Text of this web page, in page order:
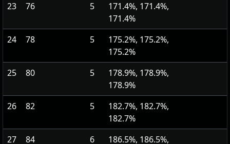
23
76 5
171.4%, 171.4%,
171.4%
24
78 5
175.2%, 175.2%,
175.2%
25
80 5
178.9%, 178.9%,
178.9%
26
82 5
182.7%, 182.7%,
182.7%
27
84 6
186.5%, 186.5%,